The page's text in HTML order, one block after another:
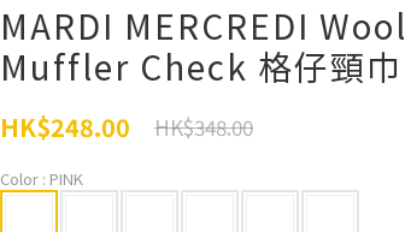
MARDI MERCREDI Wool
Muffler Check 格仔頸巾
HK$248.00 HK$348.00
Color : PINK